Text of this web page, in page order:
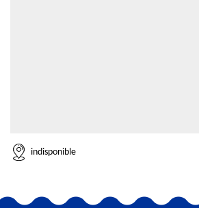
indisponible